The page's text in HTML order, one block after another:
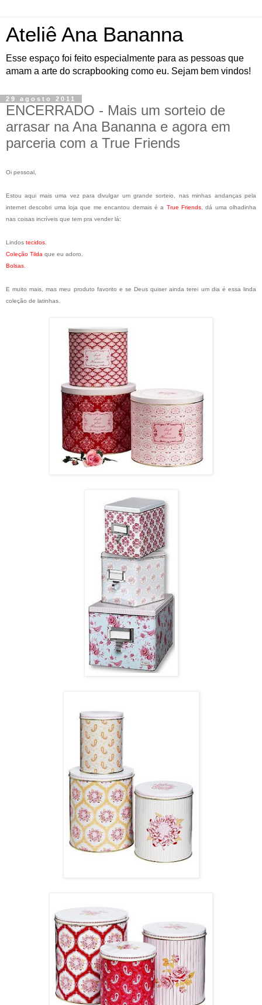
Ateliê Ana Bananna
Esse espaço foi feito especialmente para as pessoas que
amam a arte do scrapbooking como eu. Sejam bem vindos!
29 agosto 2011
ENCERRADO - Mais um sorteio de
arrasar na Ana Bananna e agora em
parceria com a True Friends
Oi pessoal,
Estou aqui mais uma vez para divulgar um grande sorteio, nas minhas andanças pela
internet descobri uma loja que me encantou demais é a True Friends, dá uma olhadinha
nas coisas incríveis que tem pra vender lá:
Lindos tecidos
Coleção Tilda que eu adoro.
Bolsas
E muito mais, mas meu produto favorito e se Deus quiser ainda terei um dia é essa linda
coleção de latinhas.